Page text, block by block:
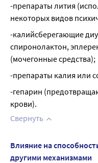
-препараты лития
некоторых видов
-калийсберегающие
спиронолактон,
(мочегонные средства);
-препараты калия или
-гепарин
крови).
Свернуть
Влияние на
другими механизмами